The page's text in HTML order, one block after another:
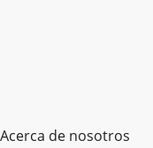
Acerca de nosotros